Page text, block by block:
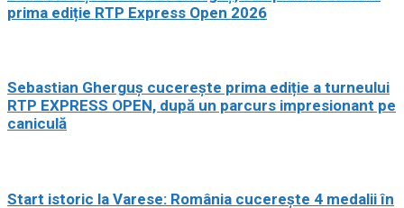
prima ediție RTP Express Open 2026
Sebastian Gherguș cucerește prima ediție a turneului
RTP EXPRESS OPEN, după un parcurs impresionant pe
caniculă
Start istoric la Varese: România cucerește 4 medalii în